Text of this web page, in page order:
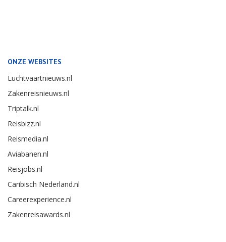
ONZE WEBSITES
Luchtvaartnieuws.nl
Zakenreisnieuws.nl
Triptalk.nl
Reisbizz.nl
Reismedia.nl
Aviabanen.nl
Reisjobs.nl
Caribisch Nederland.nl
Careerexperience.nl
Zakenreisawards.nl